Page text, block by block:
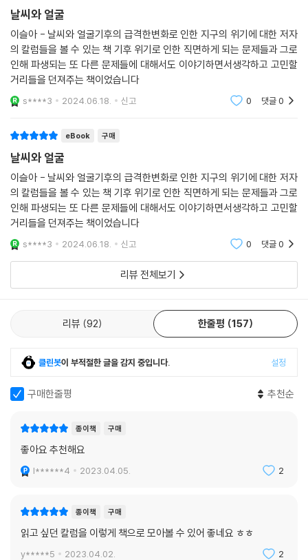
날씨와 얼굴
이슬아 - 날씨와 얼굴기후의 급격한변화로 인한 지구의 위기에 대한 저자
의 칼럼들을 볼 수 있는 책 기후 위기로 인한 직면하게 되는 문제들과 그로
인해 파생되는 또 다른 문제들에 대해서도 이야기하면서생각하고 고민할
거리들을 던져주는 책이었습니다
s****3 2024.06.18. 신고 0 댓글0
eBook 구매
날씨와 얼굴
이슬아 - 날씨와 얼굴기후의 급격한변화로 인한 지구의 위기에 대한 저자
의 칼럼들을 볼 수 있는 책 기후 위기로 인한 직면하게 되는 문제들과 그로
인해 파생되는 또 다른 문제들에 대해서도 이야기하면서생각하고 고민할
거리들을 던져주는 책이었습니다
s****3 2024.06.18. 신고 0 댓글0
리뷰 전체보기
리뷰 92 한줄평 157
클린봇이 부적절한 글을 감지 중입니다. 설정
구매한줄평 추천순
종이책 구매
좋아요 추천해요
l******4 2023.04.05. 2
종이책 구매
읽고 싶던 칼럼을 이렇게 책으로 모아볼 수 있어 좋네요 ㅎㅎ
y*****5 2023.04.02. 2